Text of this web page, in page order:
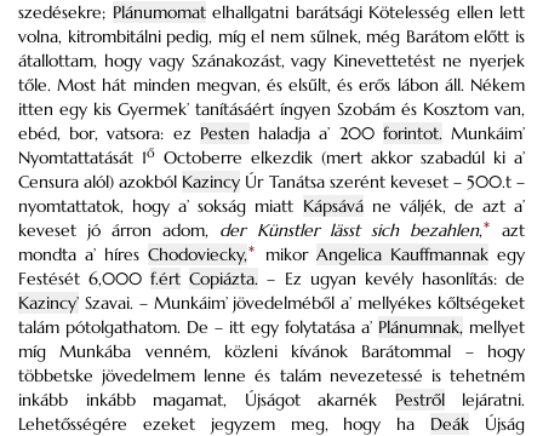
szedésekre; Plánumomatelhallgatni barátsági Kötelesség ellen lett
volna, kitrombitálni pedig, míg el nem sűlnek, még Barátom előtt is
átallottam, hogy vagy Szánakozást, vagy Kinevettetést ne nyerjek
tőle. Most hát minden megvan, és elsűlt, és erős lábon áll. Nékem
itten egy kis Gyermek’ tanításáért íngyen Szobám és Kosztom van,
ebéd, bor, vatsora: ez Pesten haladja a’ 200 forintot. Munkáim’
Nyomtattatását 1ő Octoberre elkezdik (mert akkor szabadúl ki a’
Censura alól) azokból Kazincy Úr Tanátsa szerént keveset – 500.t –
nyomtattatok, hogy a’ sokság miatt Kápsáváne váljék, de azt a’
keveset jó árron adom, der Künstler lässt sich bezahlen,*
azt
mondta a’ híresChodoviecky,* mikor Angelica Kauffmannakegy
Festését 6,000f.ért Copiázta. – Ez ugyan kevély hasonlítás: de
Kazincy’ Szavai. – Munkáim’ jövedelméből a’ mellyékes kőltségeket
talám pótolgathatom. De – itt egy folytatása a’ Plánumnak, mellyet
míg Munkába venném, közleni kívánok Barátommal – hogy
többetske jövedelmem lenne és talám nevezetessé is tehetném
inkább inkább magamat, Újságot akarnék Pestrőllejáratni.
Lehetősségére ezeket jegyzem meg, hogy ha Deák Újság